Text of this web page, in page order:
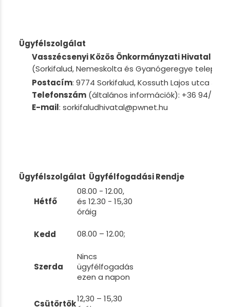
Ügyfélszolgálat
Vasszécsenyi Közös Önkormányzati Hivatal
(Sorkifalud, Nemeskolta és Gyanógeregye
Postacím: 9774 Sorkifalud, Kossuth Lajos utca 30.
Telefonszám (általános információk): +36 94/
E-mail: sorkifaludhivatal@pwnet.hu
Ügyfélszolgálat Ügyfélfogadási Rendje
Hétfő
08.00 - 12.00,
és 12.30 - 15,30
óráig
Kedd 08.00 – 12.00;
Szerda
Nincs
ügyfélfogadás
ezen a napon
Csütörtök12,30 – 15,30